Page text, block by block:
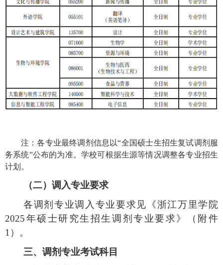
注：各专业最终调剂信息以“全国硕士生招生复试调剂服
务系统”公布的为准。学校可根据生源等情况调整各专业招生
计划。
（二）调入专业要求
各调剂专业调入专业要求见《浙江万里学院
2025年硕士研究生招生调剂专业要求》（附件
1 ）。
三、调剂专业考试科目